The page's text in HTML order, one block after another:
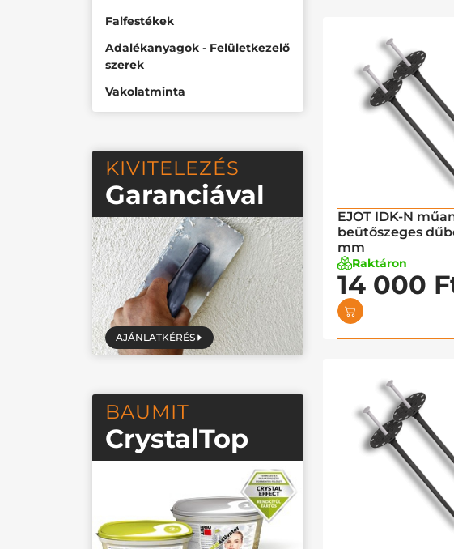
Falfestékek
Adalékanyagok - Felületkezelő
szerek
Vakolatminta
KIVITELEZÉS
Garanciával
AJÁNLATKÉRÉS
BAUMIT
CrystalTop
EJOT IDK-N
beütőszeges
mm
Raktáron
14 000